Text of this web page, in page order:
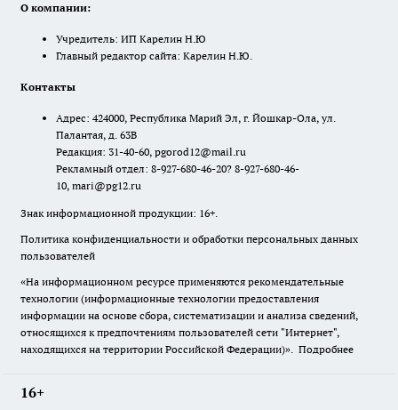
О компании:
Учредитель: ИП Карелин Н.Ю
Главный редактор сайта: Карелин Н.Ю.
Контакты
Адрес: 424000, Республика Марий Эл, г. Йошкар-Ола, ул.
Палантая, д. 63В
Редакция: 31-40-60, pgorod12@mail.ru
Рекламный отдел: 8-927-680-46-20? 8-927-680-46-
10, mari@pg12.ru
Знак информационной продукции: 16+.
Политика конфиденциальности и обработки персональных данных
пользователей
«На информационном ресурсе применяются рекомендательные
технологии (информационные технологии предоставления
информации на основе сбора, систематизации и анализа сведений,
относящихся к предпочтениям пользователей сети "Интернет",
находящихся на территории Российской Федерации)». Подробнее
16+